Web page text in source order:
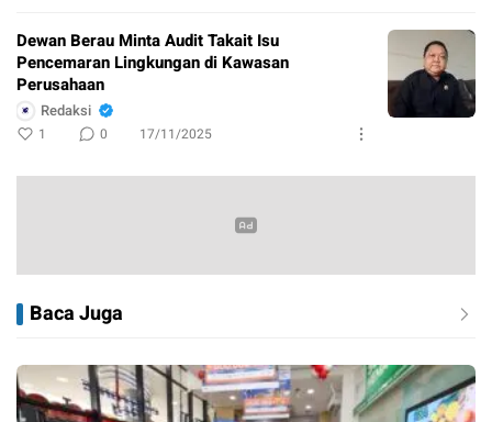
Dewan Berau Minta Audit Takait Isu
Pencemaran Lingkungan di Kawasan
Perusahaan
Redaksi
1 0 17/11/2025
Baca Juga